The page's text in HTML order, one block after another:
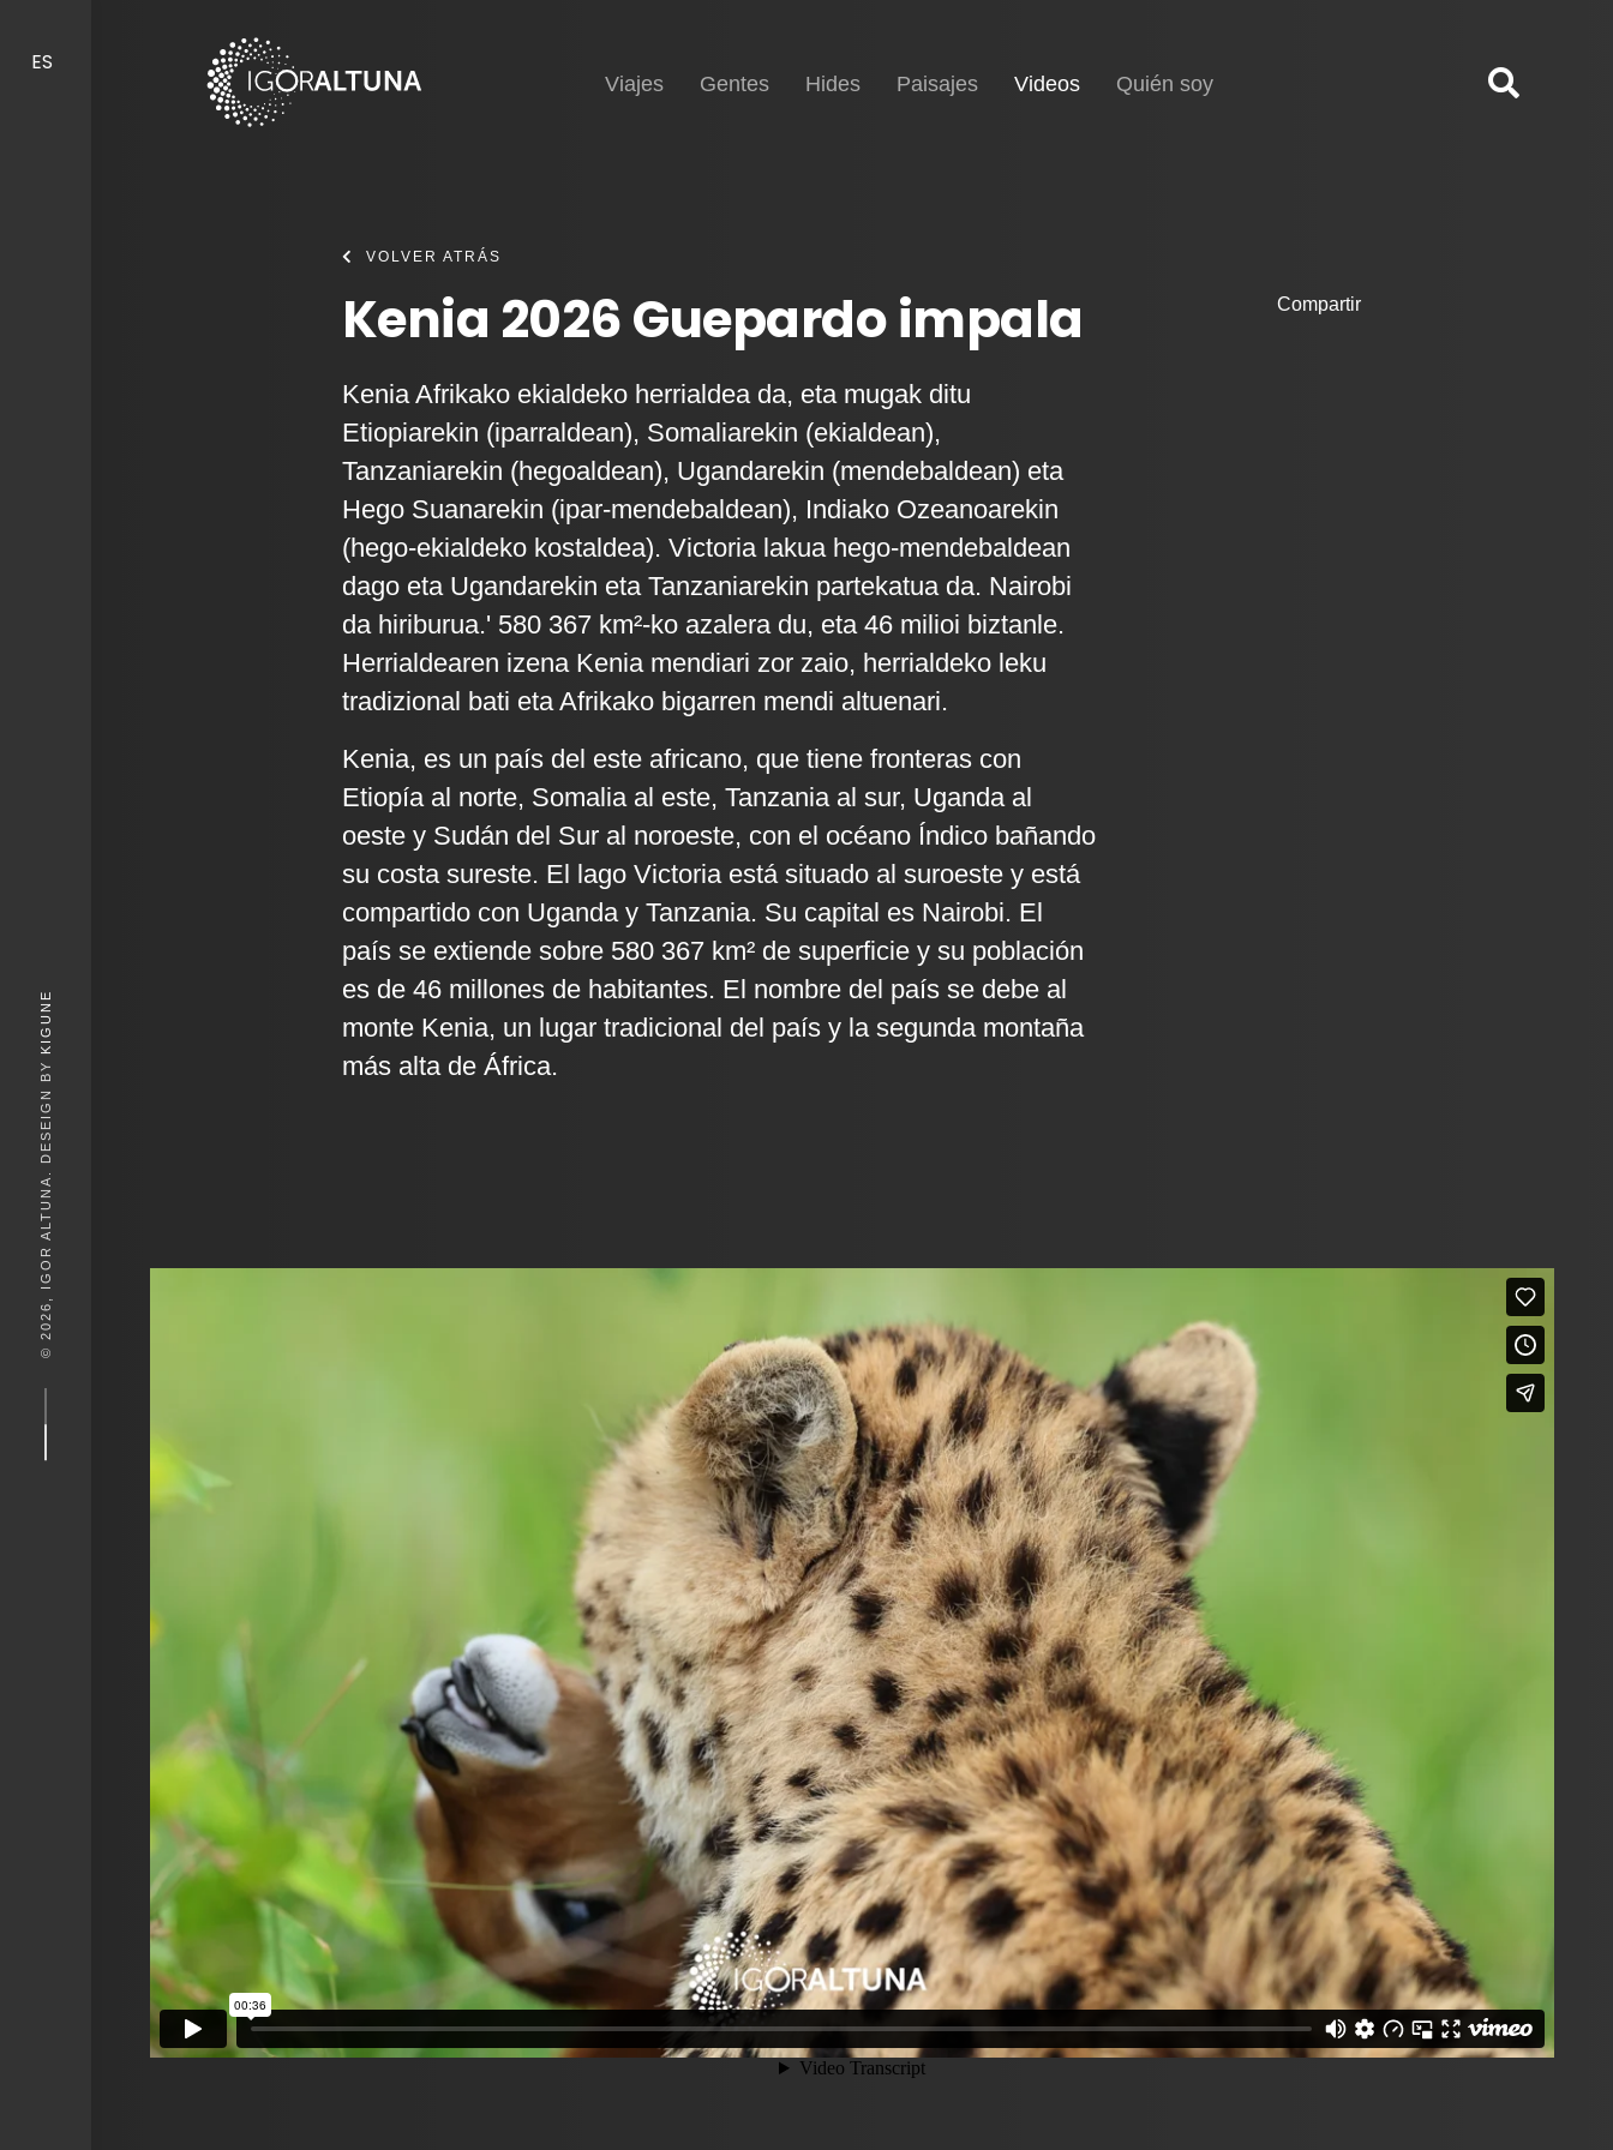
ES
© 2026, IGOR ALTUNA. DESEIGN BY
KIGUNE
Inicio
Viajes Gentes Hides Paisajes Videos(current)Quién soy
VOLVER ATRÁS
Kenia 2026 Guepardo impala
Kenia Afrikako ekialdeko herrialdea da, eta mugak ditu
Etiopiarekin (iparraldean), Somaliarekin (ekialdean),
Tanzaniarekin (hegoaldean), Ugandarekin (mendebaldean) eta
Hego Suanarekin (ipar-mendebaldean), Indiako Ozeanoarekin
(hego-ekialdeko kostaldea). Victoria lakua hego-mendebaldean
dago eta Ugandarekin eta Tanzaniarekin partekatua da. Nairobi
da hiriburua.' 580 367 km²-ko azalera du, eta 46 milioi biztanle.
Herrialdearen izena Kenia mendiari zor zaio, herrialdeko leku
tradizional bati eta Afrikako bigarren mendi altuenari.
Kenia, es un país del este africano, que tiene fronteras con
Etiopía al norte, Somalia al este, Tanzania al sur, Uganda al
oeste y Sudán del Sur al noroeste, con el océano Índico bañando
su costa sureste. El lago Victoria está situado al suroeste y está
compartido con Uganda y Tanzania. Su capital es Nairobi. El
país se extiende sobre 580 367 km² de superficie y su población
es de 46 millones de habitantes. El nombre del país se debe al
monte Kenia, un lugar tradicional del país y la segunda montaña
más alta de África.
Compartir